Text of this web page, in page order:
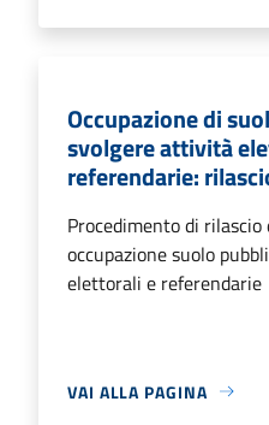
Occupazione di
svolgere attività
referendarie:
Procedimento di rilascio
occupazione suolo
elettorali e referendarie
VAI ALLA PAGINA